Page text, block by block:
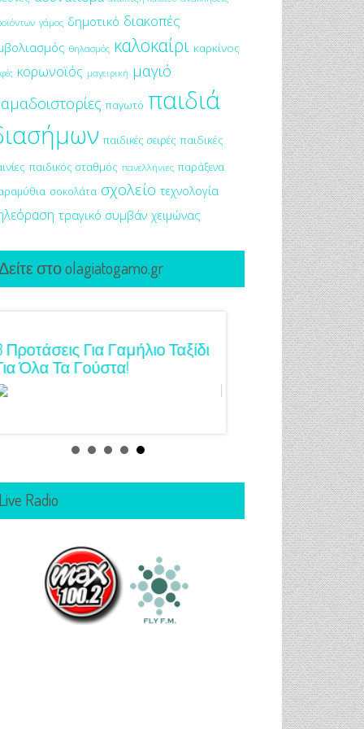
γάμος δημοτικό διακοπές
θηλασμός καλοκαίρι καρκίνος
κορωνοϊός μαγειρική μαγιό
παγωτό παιδιά
παιδικές σειρές παιδικές
παιδικός σταθμός πανελλήνιες παράξενα
σοκολάτα σχολείο τεχνολογία
τραγικό συμβάν χειμώνας
στο olagiatogamo.gr
Προτάσεις Για Γαμήλιο Ταξίδι
Όλα Τα Γούστα!
Πρωτότυπες Ιδέες
Μανικιούρ!
Live Radio